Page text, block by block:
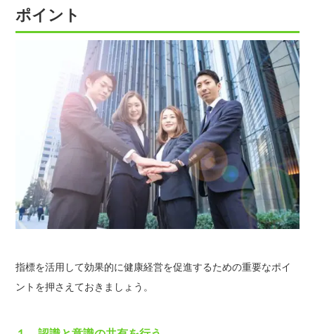
ポイント
指標を活用して効果的に健康経営を促進するための重要なポイ
ントを押さえておきましょう。